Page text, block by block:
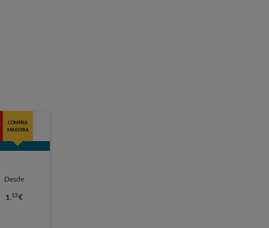
COMPRA
MAESTRA
Desde
1,13€